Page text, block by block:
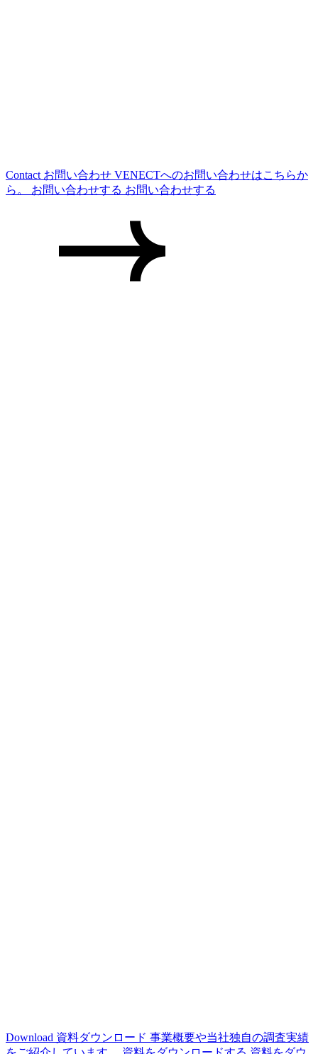
Contact お問い合わせ VENECTへのお問い合わせはこちらか
ら。
お問い合わせする お問い合わせする
Download 資料ダウンロード 事業概要や当社独自の調査実績